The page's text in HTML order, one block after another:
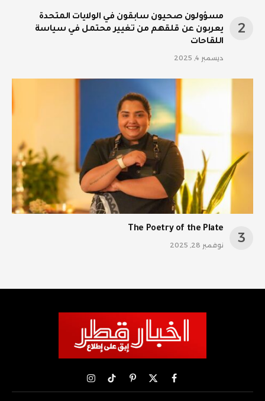
مسؤولون صحيون سابقون في الولايات المتحدة
يعربون عن قلقهم من تغيير محتمل في سياسة
اللقاحات
ديسمبر 4, 2025
The Poetry of the Plate
نوفمبر 28, 2025
فيسبوك
X
(Twitter)
بينتيريستتيكتوكالانستغرام